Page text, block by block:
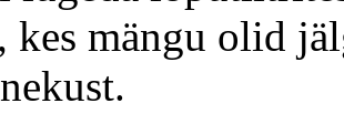
kes mängu olid